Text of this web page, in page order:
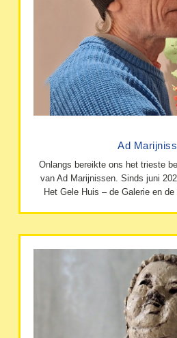
Ad
Onlangs bereikte ons het trieste
van Ad Marijnissen. Sinds juni
Het Gele Huis – de Galerie en